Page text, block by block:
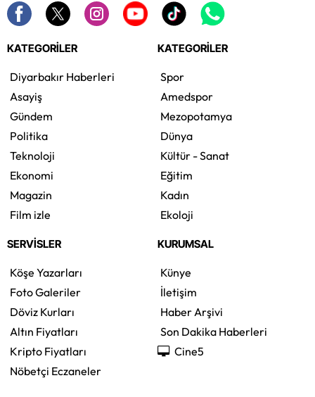
KATEGORİLER
Diyarbakır Haberleri
Asayiş
Gündem
Politika
Teknoloji
Ekonomi
Magazin
Film izle
KATEGORİLER
Spor
Amedspor
Mezopotamya
Dünya
Kültür - Sanat
Eğitim
Kadın
Ekoloji
SERVİSLER
Köşe Yazarları
Foto Galeriler
Döviz Kurları
Altın Fiyatları
Kripto Fiyatları
Nöbetçi Eczaneler
KURUMSAL
Künye
İletişim
Haber Arşivi
Son Dakika Haberleri
Cine5